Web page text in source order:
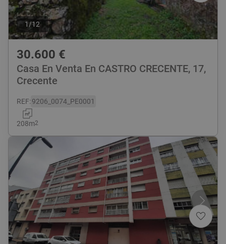
1/12
30.600 €
Casa En Venta En CASTRO CRECENTE, 17,
Crecente
REF:9206_0074_PE0001
208m2